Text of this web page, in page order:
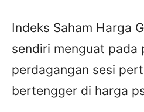
Indeks Saham Harga
sendiri menguat pada
perdagangan sesi
bertengger di harga